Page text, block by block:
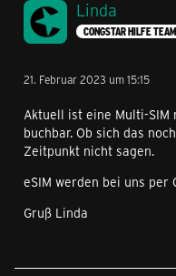
Linda
CONGSTAR HILFE TEAM
21. Februar 2023 um 15:15
Aktuell ist eine Multi-SIM
buchbar. Ob sich das
Zeitpunkt nicht sagen.
eSIM werden bei uns per
Gruß Linda